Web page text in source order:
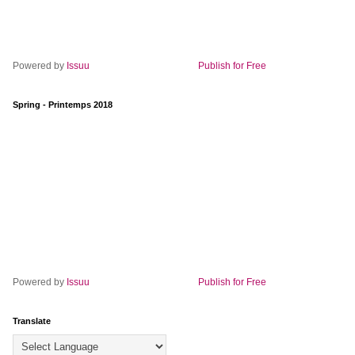
Powered by Issuu Publish for Free
Spring - Printemps 2018
Powered by Issuu Publish for Free
Translate